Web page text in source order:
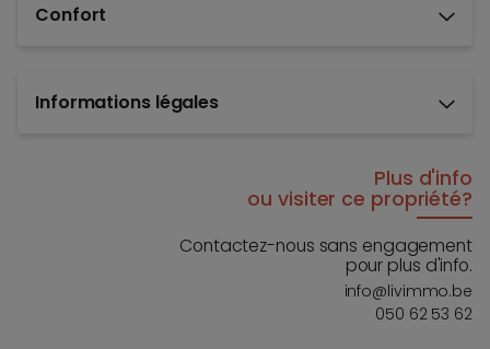
Confort
Informations légales
Plus d'info
ou visiter ce propriété?
Contactez-nous sans engagement
pour plus d'info.
info@livimmo.be
050 62 53 62